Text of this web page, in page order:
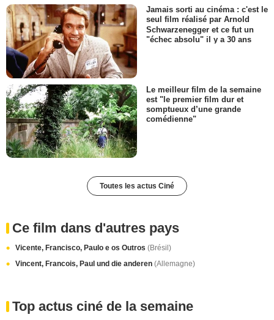
Jamais sorti au cinéma : c'est le
seul film réalisé par Arnold
Schwarzenegger et ce fut un
"échec absolu" il y a 30 ans
Le meilleur film de la semaine
est "le premier film dur et
somptueux d’une grande
comédienne"
Toutes les actus Ciné
Ce film dans d'autres pays
Vicente, Francisco, Paulo e os Outros (Brésil)
Vincent, Francois, Paul und die anderen (Allemagne)
Top actus ciné de la semaine